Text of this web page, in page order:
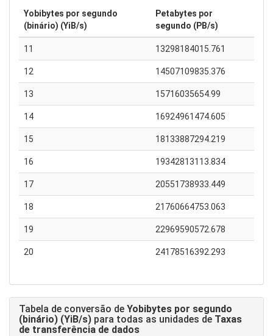
Yobibytes por segundo
(binário) (YiB/s)
Petabytes por
segundo (PB/s)
11 13298184015.761
12 14507109835.376
13 15716035654.99
14 16924961474.605
15 18133887294.219
16 19342813113.834
17 20551738933.449
18 21760664753.063
19 22969590572.678
20 24178516392.293
Tabela de conversão de Yobibytes por segundo
(binário) (YiB/s) para todas as unidades de Taxas
de transferência de dados